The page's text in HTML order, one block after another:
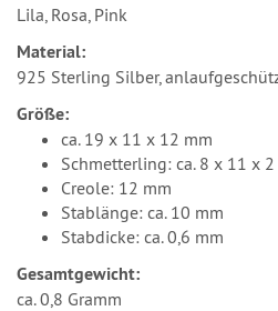
Lila, Rosa, Pink
Material:
925 Sterling Silber,
Größe:
ca. 19 x 11 x 12 mm
Schmetterling: ca. 8 x 11 x
Creole: 12 mm
Stablänge: ca. 10 mm
Stabdicke: ca. 0,6 mm
Gesamtgewicht:
ca. 0,8 Gramm